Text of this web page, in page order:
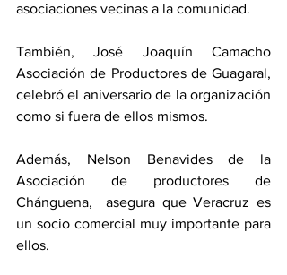
asociaciones vecinas a la comunidad.
También, José Joaquín Camacho
Asociación de Productores de Guagaral,
celebró el aniversario de la organización
como si fuera de ellos mismos.
Además, Nelson Benavides de la
Asociación de productores de
Chánguena,  asegura que Veracruz es
un socio comercial muy importante para
ellos.